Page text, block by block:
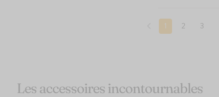
1 2 3
Les accessoires incontournables